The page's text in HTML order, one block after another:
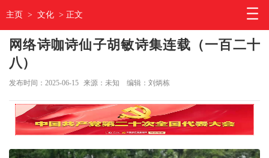
主页 > 文化 > 正文
网络诗咖诗仙子胡敏诗集连载（一百二十
八）
发布时间：2025-06-15 来源：未知 编辑：刘炳栋